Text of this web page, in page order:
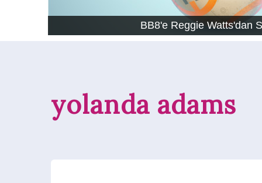
BB8'e Reggie Watts'dan
yolanda adams